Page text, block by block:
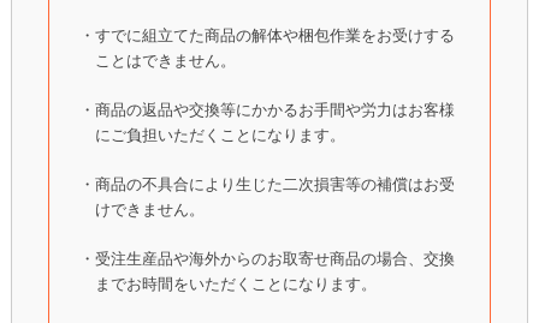
・すでに組立てた商品の解体や梱包作業をお受けする
ことはできません。
・商品の返品や交換等にかかるお手間や労力はお客様
にご負担いただくことになります。
・商品の不具合により生じた二次損害等の補償はお受
けできません。
・受注生産品や海外からのお取寄せ商品の場合、交換
までお時間をいただくことになります。